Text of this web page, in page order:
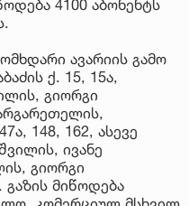
4100 აბონენტს
ავარიის გამო
ქ. 15, 15ა,
გიორგი
148, 162, ასევე
ივანე
გიორგი
მიწოდება